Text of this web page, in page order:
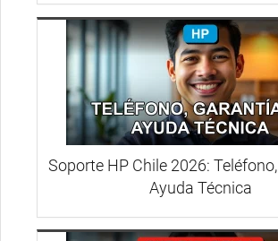
Soporte HP Chile 2026:
Ayuda Técnica